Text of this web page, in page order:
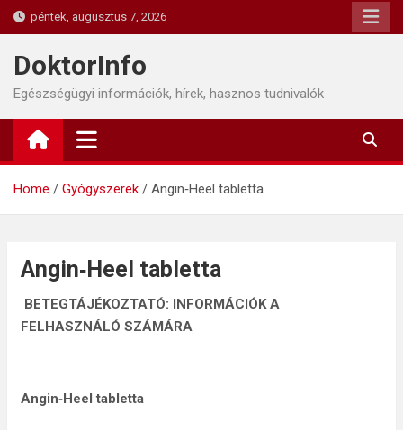
Skip
to
content
péntek, augusztus 7, 2026
DoktorInfo
Egészségügyi információk, hírek, hasznos tudnivalók
Home Gyógyszerek Angin‑Heel tabletta
Angin‑Heel tabletta
BETEGTÁJÉKOZTATÓ: INFORMÁCIÓK A
FELHASZNÁLÓ SZÁMÁRA
Angin‑Heel tabletta